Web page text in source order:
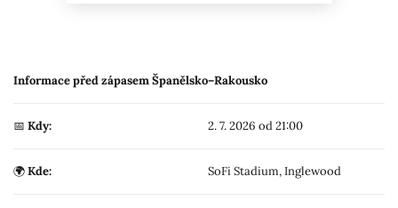
Informace před zápasem Španělsko–Rakousko
📅 Kdy: 2. 7. 2026 od 21:00
🌍Kde: SoFi Stadium, Inglewood